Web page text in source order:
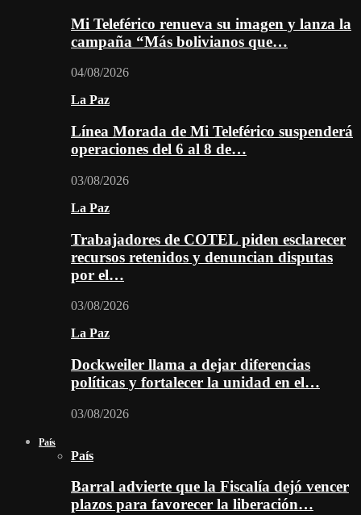
Mi Teleférico renueva su imagen y lanza la
campaña “Más bolivianos que…
04/08/2026
La Paz
Línea Morada de Mi Teleférico suspenderá
operaciones del 6 al 8 de…
03/08/2026
La Paz
Trabajadores de COTEL piden esclarecer
recursos retenidos y denuncian disputas
por el…
03/08/2026
La Paz
Dockweiler llama a dejar diferencias
políticas y fortalecer la unidad en el…
03/08/2026
País
País
Barral advierte que la Fiscalía dejó vencer
plazos para favorecer la liberación…